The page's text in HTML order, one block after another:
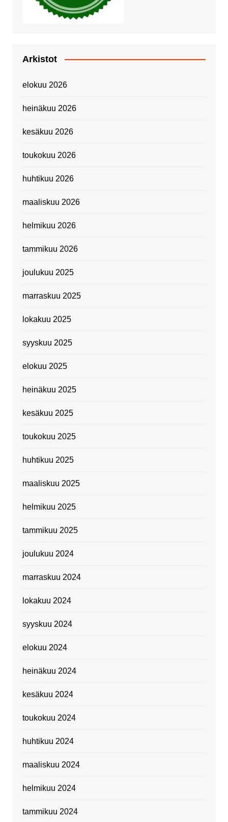
Arkistot
elokuu 2026
heinäkuu 2026
kesäkuu 2026
toukokuu 2026
huhtikuu 2026
maaliskuu 2026
helmikuu 2026
tammikuu 2026
joulukuu 2025
marraskuu 2025
lokakuu 2025
syyskuu 2025
elokuu 2025
heinäkuu 2025
kesäkuu 2025
toukokuu 2025
huhtikuu 2025
maaliskuu 2025
helmikuu 2025
tammikuu 2025
joulukuu 2024
marraskuu 2024
lokakuu 2024
syyskuu 2024
elokuu 2024
heinäkuu 2024
kesäkuu 2024
toukokuu 2024
huhtikuu 2024
maaliskuu 2024
helmikuu 2024
tammikuu 2024